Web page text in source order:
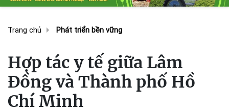
Trang chủ Phát triển bền vững
Hợp tác y tế giữa Lâm
Đồng và Thành phố Hồ
Chí Minh